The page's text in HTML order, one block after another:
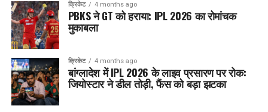
क्रिकेट 4 months ago
PBKS ने GT को हराया: IPL 2026 का रोमांचक
मुकाबला
क्रिकेट 4 months ago
बांग्लादेश में IPL 2026 के लाइव प्रसारण पर रोक:
जियोस्टार ने डील तोड़ी, फैंस को बड़ा झटका